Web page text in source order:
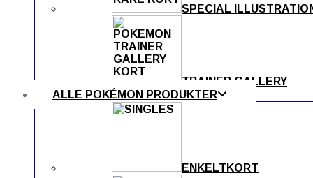
SPECIAL
TRAINER GALLERY
ALLE POKÉMON PRODUKTER
ENKELTKORT